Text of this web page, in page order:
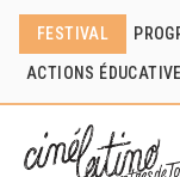
FESTIVAL
ACTIONS